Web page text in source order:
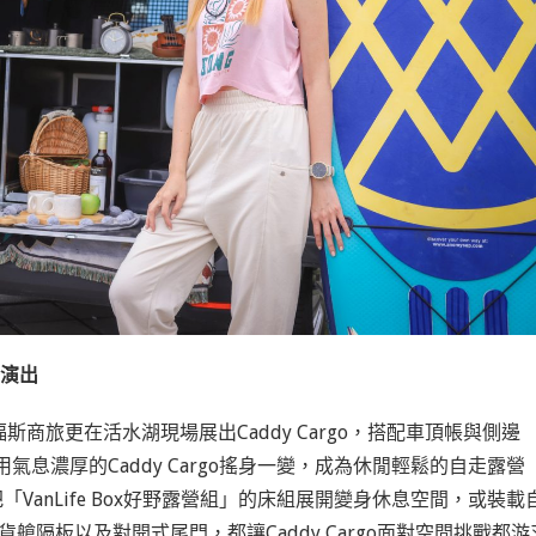
出
商旅更在活水湖現場展出Caddy Cargo，搭配車頂帳與側邊
息濃厚的Caddy Cargo搖身一變，成為休閒輕鬆的自走露營
VanLife Box好野露營組」的床組展開變身休息空間 ，或裝載